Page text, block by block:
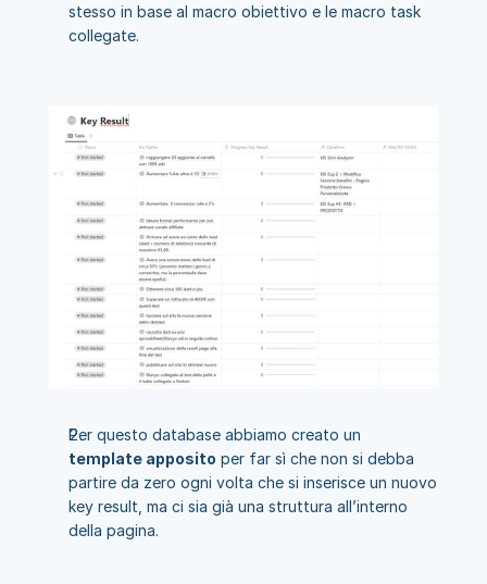
stesso in base al macro obiettivo e le macro task
collegate.
template apposito per far sì che non si debba
partire da zero ogni volta che si inserisce un nuovo
key result, ma ci sia già una struttura all’interno
della pagina.